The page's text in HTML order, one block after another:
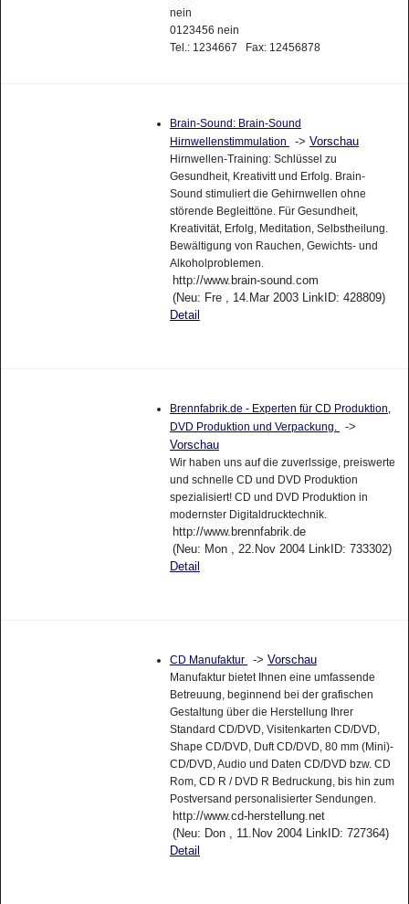
nein
0123456 nein
Tel.: 1234667 Fax: 12456878
Brain-Sound: Brain-Sound
Hirnwellenstimmulation
-> Vorschau
Hirnwellen-Training: Schlüssel zu
Gesundheit, Kreativitt und Erfolg. Brain-
Sound stimuliert die Gehirnwellen ohne
störende Begleittöne. Für Gesundheit,
Kreativität, Erfolg, Meditation, Selbstheilung.
Bewältigung von Rauchen, Gewichts- und
Alkoholproblemen.
http://www.brain-sound.com
(Neu: Fre , 14.Mar 2003 LinkID: 428809)
Detail
Brennfabrik.de - Experten für CD Produktion,
DVD Produktion und Verpackung.
->
Vorschau
Wir haben uns auf die zuverlssige, preiswerte
und schnelle CD und DVD Produktion
spezialisiert! CD und DVD Produktion in
modernster Digitaldrucktechnik.
http://www.brennfabrik.de
(Neu: Mon , 22.Nov 2004 LinkID: 733302)
Detail
CD Manufaktur -> Vorschau
Manufaktur bietet Ihnen eine umfassende
Betreuung, beginnend bei der grafischen
Gestaltung über die Herstellung Ihrer
Standard CD/DVD, Visitenkarten CD/DVD,
Shape CD/DVD, Duft CD/DVD, 80 mm (Mini)-
CD/DVD, Audio und Daten CD/DVD bzw. CD
Rom, CD R / DVD R Bedruckung, bis hin zum
Postversand personalisierter Sendungen.
http://www.cd-herstellung.net
(Neu: Don , 11.Nov 2004 LinkID: 727364)
Detail